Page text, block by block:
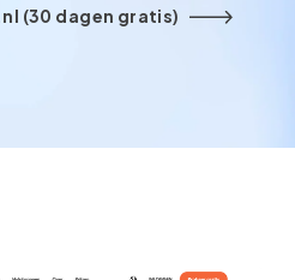
(30 dagen gratis)